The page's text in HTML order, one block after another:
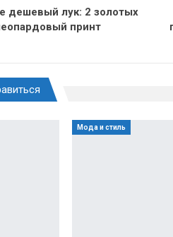
дешевый лук: 2 золотых
принт
Мода и стиль